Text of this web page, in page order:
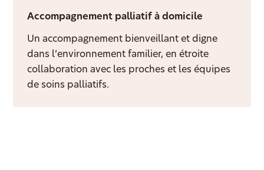
Accompagnement palliatif à domicile
Un accompagnement bienveillant et digne
dans l’environnement familier, en étroite
collaboration avec les proches et les équipes
de soins palliatifs.